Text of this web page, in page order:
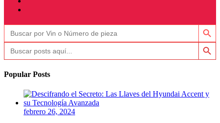
Buscar: Botón de
Buscar: Botón de
Popular Posts
febrero 26, 2024